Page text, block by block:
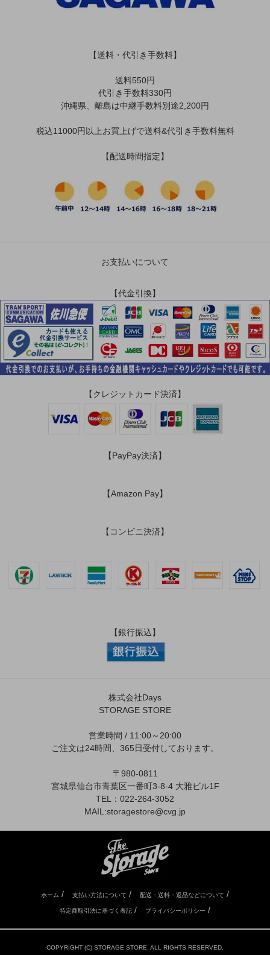
【送料・代引き手数料】
送料550円
代引き手数料330円
沖縄県、離島は中継手数料別途2,200円
税込11000円以上お買上げで送料&代引き手数料無料
【配送時間指定】
お支払いについて
【代金引換】
【クレジットカード決済】
【PayPay決済】
【Amazon Pay】
【コンビニ決済】
【銀行振込】
株式会社Days
STORAGE STORE
営業時間 / 11:00～20:00
ご注文は24時間、365日受付しております。
〒980-0811
宮城県仙台市青葉区一番町3-8-4 大雅ビル1F
TEL：022-264-3052
MAIL:storagestore@cvg.jp
ホーム / 支払い方法について / 配送・送料・返品などについて /
特定商取引法に基づく表記 / プライバシーポリシー /
COPYRIGHT (C) STORAGE STORE. ALL RIGHTS RESERVED.